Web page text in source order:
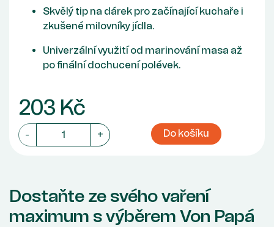
Skvělý tip na dárek pro začínající kuchaře i
zkušené milovníky jídla.
Univerzální využití od marinování masa až
po finální dochucení polévek.
203 Kč
- + Do košíku
Dostaňte ze svého vaření
maximum s výběrem Von Papá